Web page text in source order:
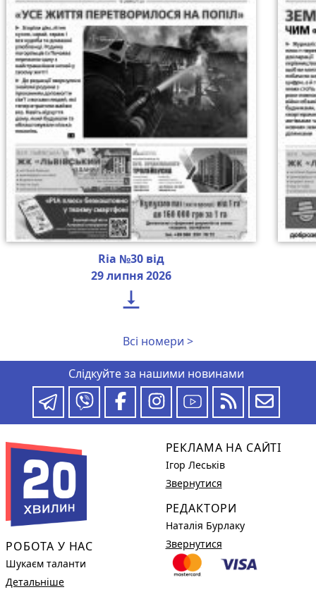
Ria №30 від
29 липня 2026

Всі номери >
Слідкуйте за нашими новинами
РОБОТА У НАС
Шукаєм таланти
Детальніше
РЕКЛАМА НА САЙТІ
Ігор Леськів
Звернутися
РЕДАКТОРИ
Наталія Бурлаку
Звернутися